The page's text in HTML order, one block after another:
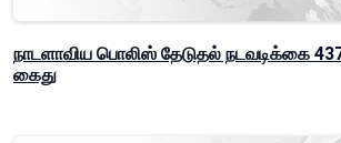
நாடளாவிய பொலிஸ் தேடுதல் நடவடிக்கை
கைது